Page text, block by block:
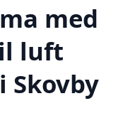
med
luft
Skovby